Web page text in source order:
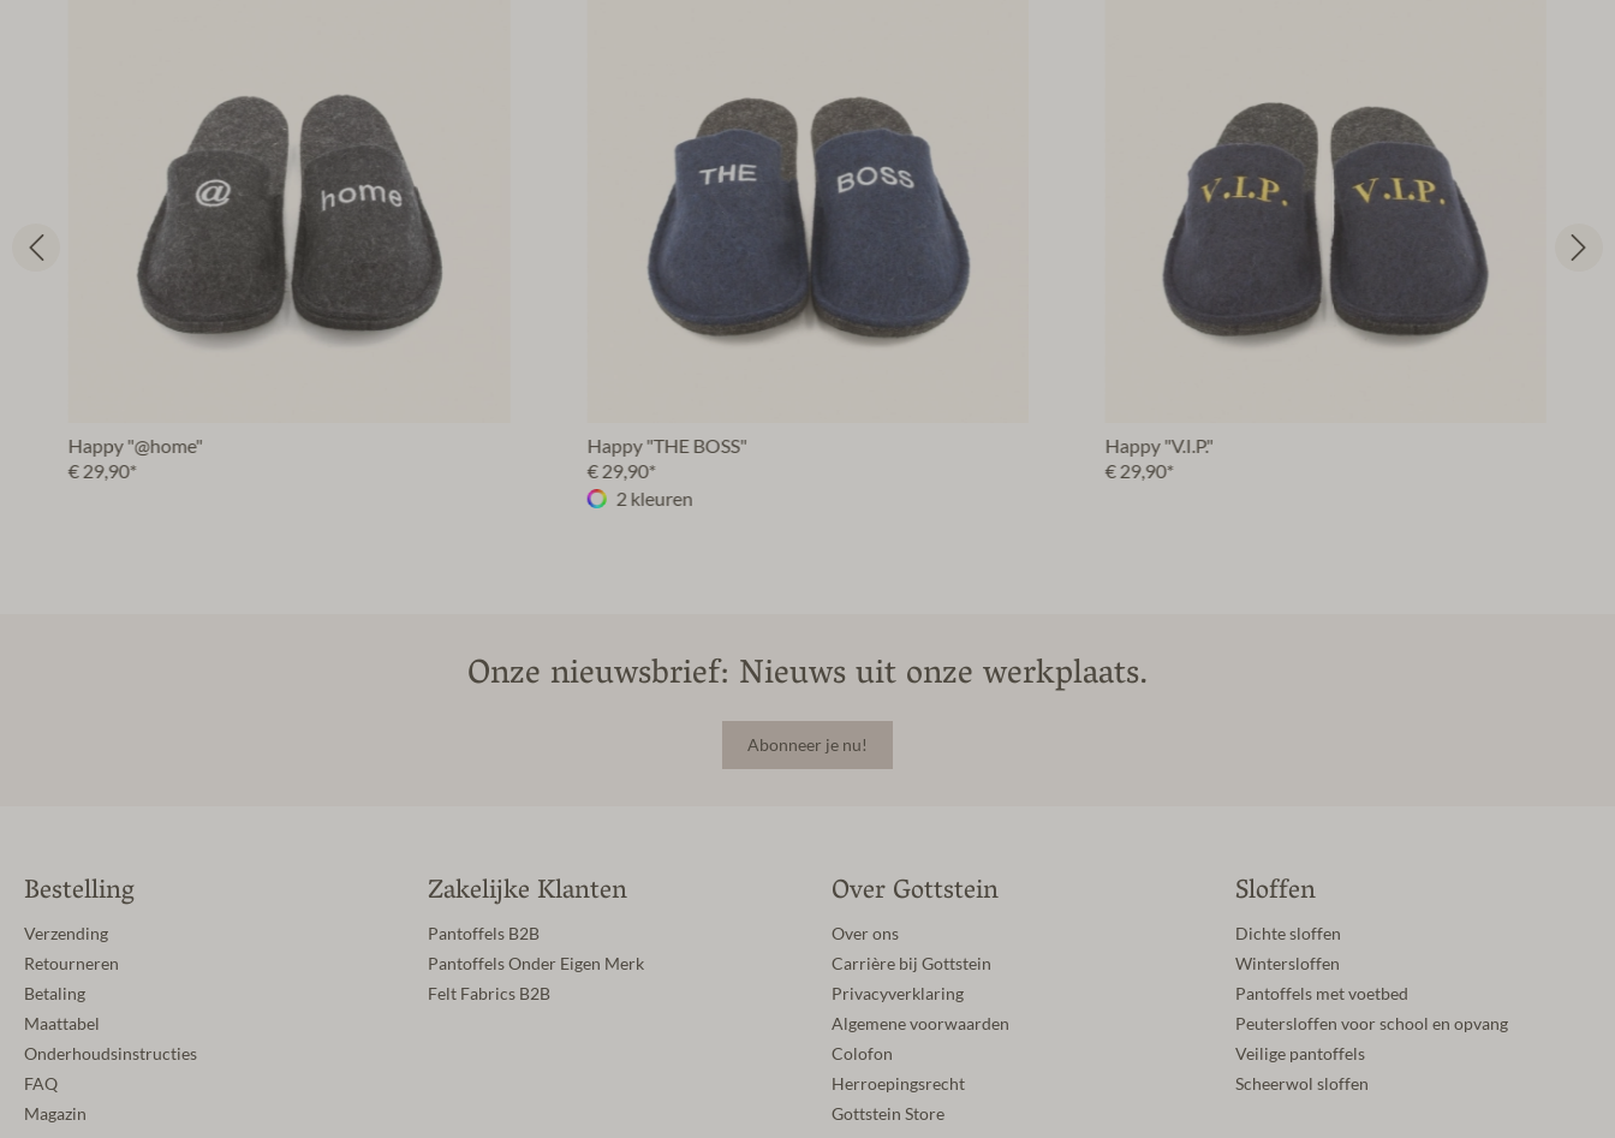
Happy "@home"
€ 29,90*
Happy "THE BOSS"
€ 29,90*
2 kleuren
Happy "V.I.P."
€ 29,90*
Onze nieuwsbrief: Nieuws uit onze werkplaats.
Abonneer je nu!
Bestelling
Verzending
Retourneren
Betaling
Maattabel
Onderhoudsinstructies
FAQ
Magazin
Zakelijke Klanten
Pantoffels B2B
Pantoffels Onder Eigen Merk
Felt Fabrics B2B
Over Gottstein
Over ons
Carrière bij Gottstein
Privacyverklaring
Algemene voorwaarden
Colofon
Herroepingsrecht
Gottstein Store
Sloffen
Dichte sloffen
Wintersloffen
Pantoffels met voetbed
Peutersloffen voor school en opvang
Veilige pantoffels
Scheerwol sloffen